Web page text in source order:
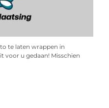
te laten wrappen in
voor u gedaan! Misschien